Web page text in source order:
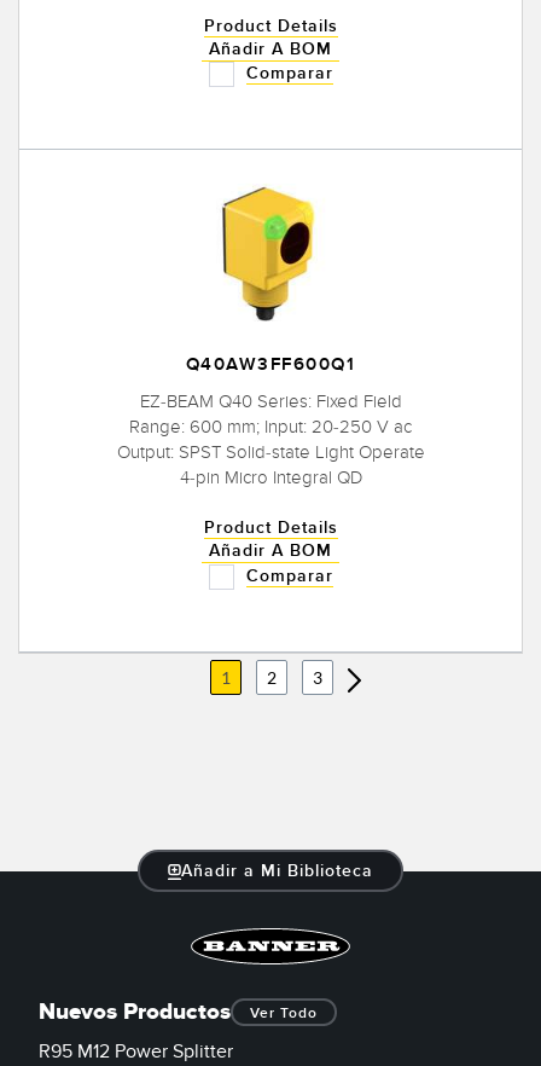
Product Details
Añadir A BOM
Comparar
Q40AW3FF600Q1
EZ-BEAM Q40 Series: Fixed Field
Range: 600 mm; Input: 20-250 V ac
Output: SPST Solid-state Light Operate
4-pin Micro Integral QD
Product Details
Añadir A BOM
Comparar
1 2 3
Añadir a Mi Biblioteca
Nuevos Productos Ver Todo
R95 M12 Power Splitter